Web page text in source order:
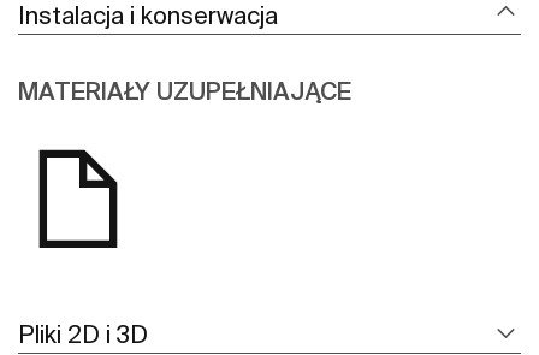
Instalacja i konserwacja
MATERIAŁY UZUPEŁNIAJĄCE
Pliki 2D i 3D